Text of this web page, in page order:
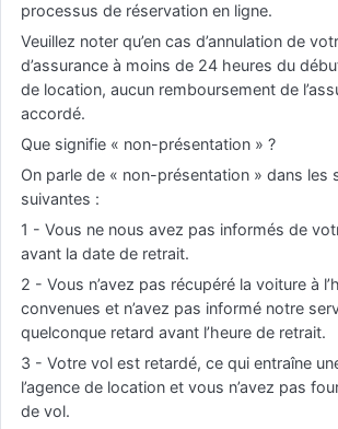
processus de réservation en ligne.
Veuillez noter qu’en cas d’annulation de
d’assurance à moins de 24 heures du
de location, aucun remboursement de
accordé.
Que signifie « non-présentation » ?
On parle de « non-présentation » dans les
suivantes :
1 - Vous ne nous avez pas informés de
avant la date de retrait.
2 - Vous n’avez pas récupéré la voiture à
convenues et n’avez pas informé notre
quelconque retard avant l’heure de retrait.
3 - Votre vol est retardé, ce qui entraîne
l’agence de location et vous n’avez pas
de vol.